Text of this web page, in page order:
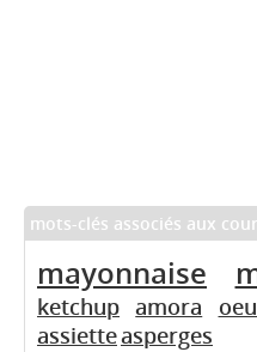
mots-clés associés aux
mayonnaise
ketchup amora
assietteasperges